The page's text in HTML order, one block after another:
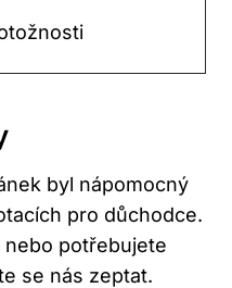
byl nápomocný
pro důchodce.
nebo potřebujete
se nás zeptat.